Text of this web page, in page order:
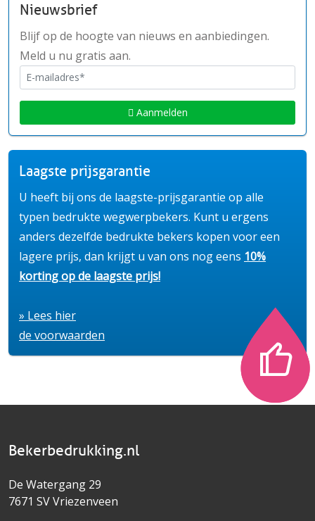
Nieuwsbrief
Blijf op de hoogte van nieuws en aanbiedingen.
Meld u nu gratis aan.
Aanmelden
Laagste prijsgarantie
U heeft bij ons de laagste-prijsgarantie op alle
typen bedrukte wegwerpbekers. Kunt u ergens
anders dezelfde bedrukte bekers kopen voor een
lagere prijs, dan krijgt u van ons nog eens 10%
korting op de laagste prijs!
» Lees hier
de voorwaarden
Bekerbedrukking.nl
De Watergang 29
7671 SV Vriezenveen